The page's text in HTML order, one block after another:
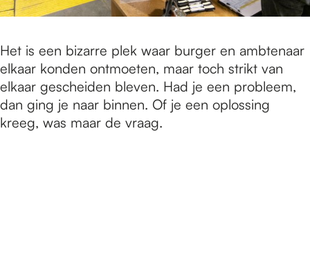
Het is een bizarre plek waar burger en ambtenaar
elkaar konden ontmoeten, maar toch strikt van
elkaar gescheiden bleven. Had je een probleem,
dan ging je naar binnen. Of je een oplossing
kreeg, was maar de vraag.